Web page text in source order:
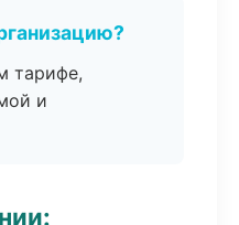
тарифе,
и